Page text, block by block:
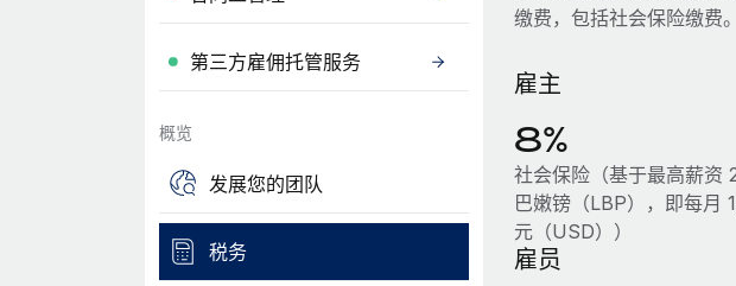
第三方雇佣托管服务
概览
发展您的团队
税务
缴费，包括社会保险缴费。
雇主
8%
社会保险（基于最高薪资
巴嫩镑（LBP），即每月
元（USD））
雇员